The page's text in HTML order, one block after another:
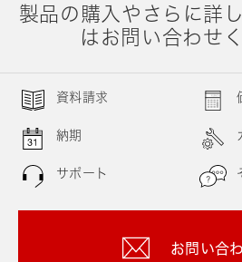
製品の購入やさらに詳
はお問い合わせ
資料請求
納期
サポート
お問い合